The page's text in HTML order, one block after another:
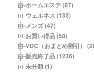
ホームエステ (87)
ウェルネス (133)
メンズ (47)
お買い得品 (58)
VDC（おまとめ割引）
販売終了品 (1236)
未分類 (1)